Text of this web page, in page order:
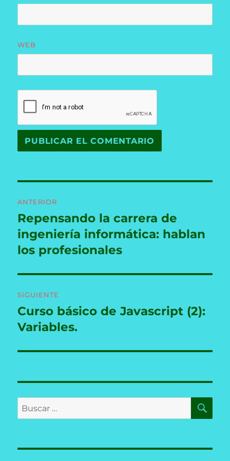
WEB
de
entradas
ANTERIOR
Entrada
anterior:
Repensando la carrera de
ingeniería informática: hablan
los profesionales
SIGUIENTE
Entrada
siguiente:
Curso básico de Javascript (2):
Variables.
Buscar
por: